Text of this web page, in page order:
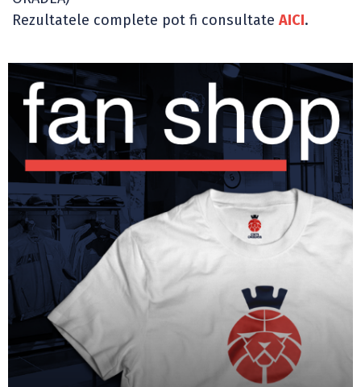
Rezultatele complete pot fi consultate AICI.